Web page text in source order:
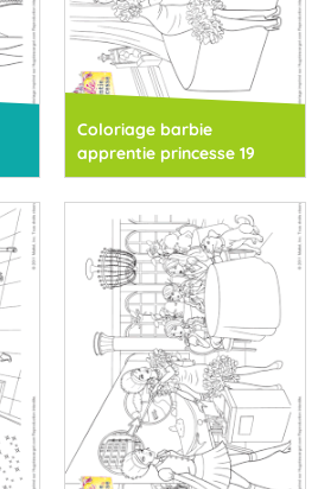
Coloriage barbie
apprentie princesse 19